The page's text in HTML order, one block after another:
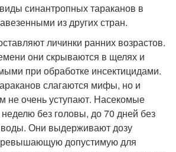
синантропных тараканов в
из других стран.
личинки ранних возрастов.
они скрываются в щелях и
при обработке инсектицидами.
слагаются мифы, но и
не очень уступают. Насекомые
без головы, до 70 дней без
воды. Они выдерживают дозу
допустимую для